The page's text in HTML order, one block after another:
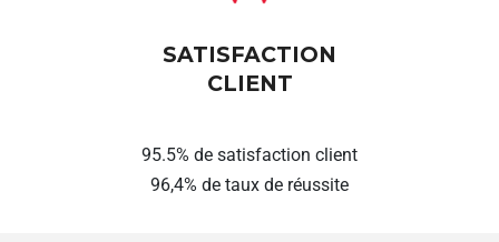
SATISFACTION
CLIENT
95.5% de satisfaction client
96,4% de taux de réussite